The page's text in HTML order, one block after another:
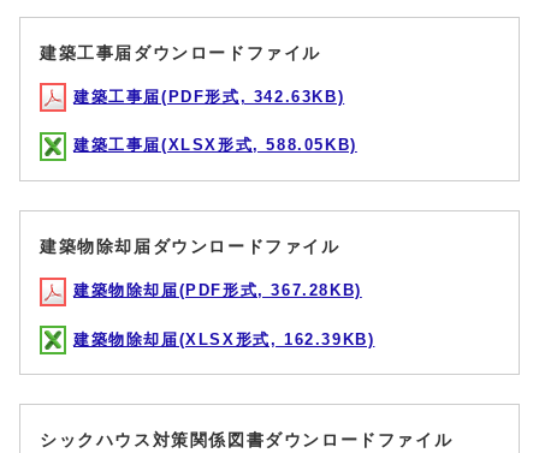
建築工事届ダウンロードファイル
建築工事届(PDF形式, 342.63KB)
建築工事届(XLSX形式, 588.05KB)
建築物除却届ダウンロードファイル
建築物除却届(PDF形式, 367.28KB)
建築物除却届(XLSX形式, 162.39KB)
シックハウス対策関係図書ダウンロードファイル